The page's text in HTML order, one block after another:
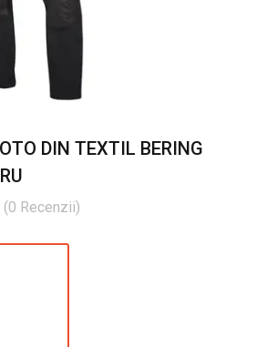
DIN TEXTIL BERING
(0 Recenzii)